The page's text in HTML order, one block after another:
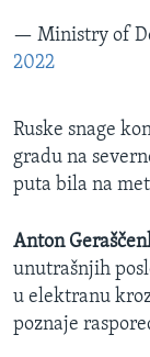
— Ministry of
2022
Ruske snage
gradu na
puta bila na
Anton
unutrašnjih
u elektranu
poznaje